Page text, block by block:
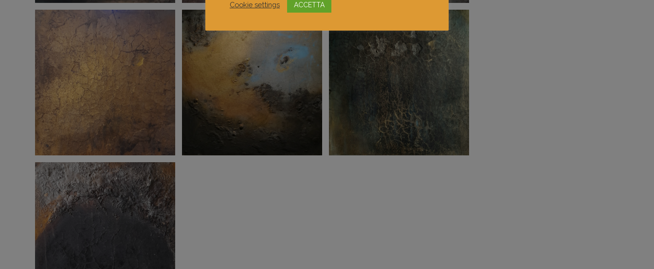
Cookie settings ACCETTA